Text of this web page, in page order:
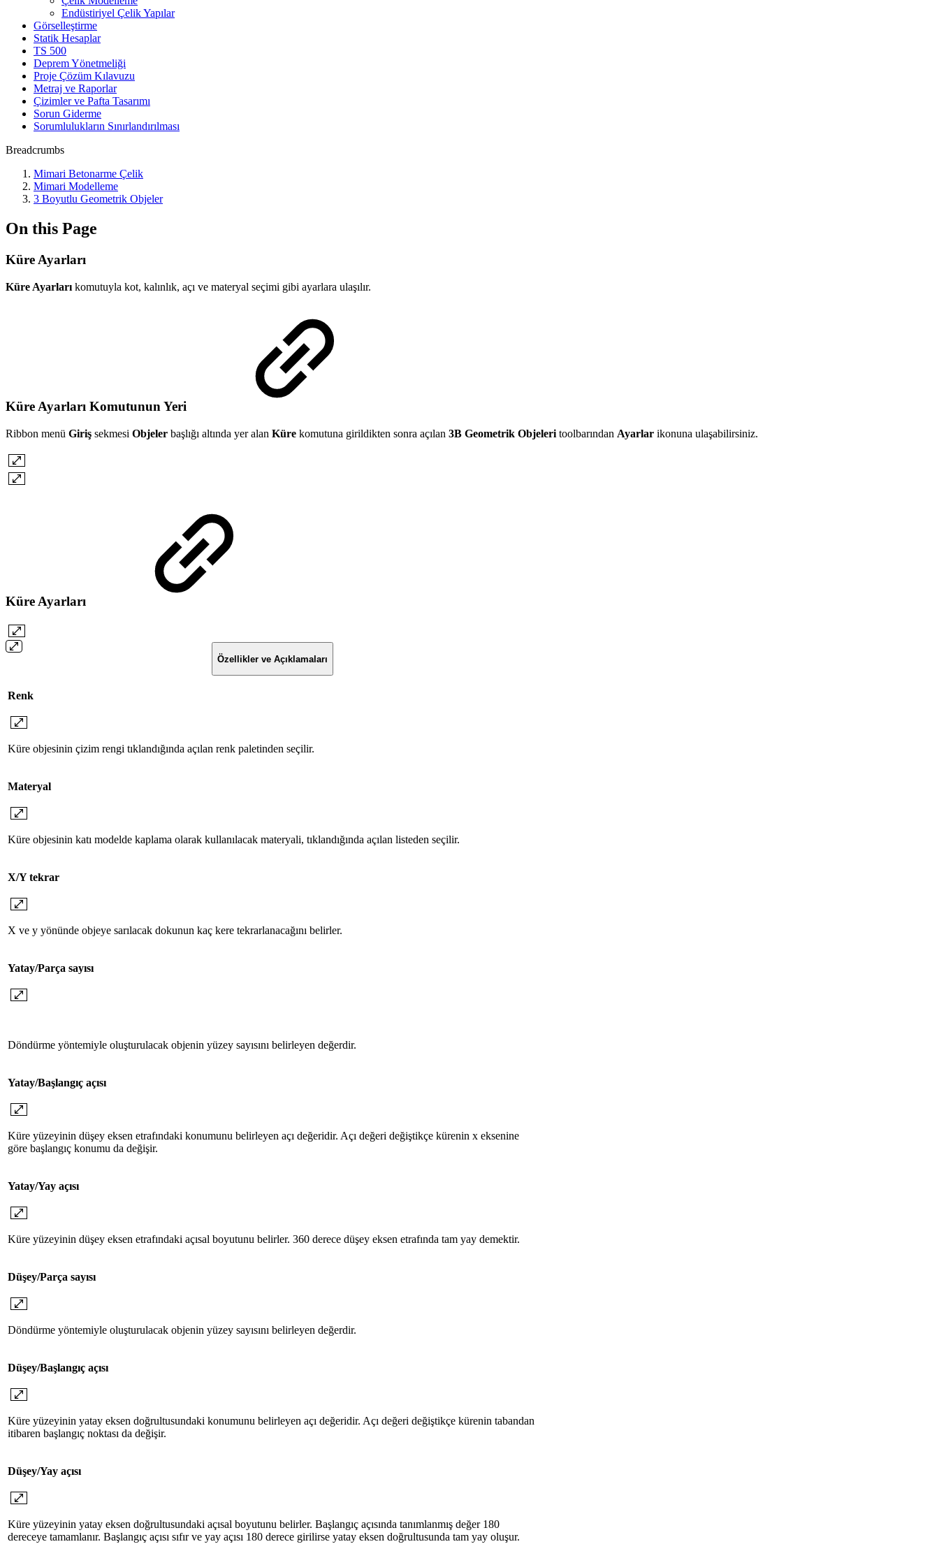
Endüstiriyel Çelik Yapılar
Görselleştirme
Statik Hesaplar
TS 500
Deprem Yönetmeliği
Proje Çözüm Kılavuzu
Metraj ve Raporlar
Çizimler ve Pafta Tasarımı
Sorun Giderme
Sorumlulukların Sınırlandırılması
Breadcrumbs
Mimari Betonarme Çelik
Mimari Modelleme
3 Boyutlu Geometrik Objeler
On this Page
Küre Ayarları
Küre Ayarları komutuyla kot, kalınlık, açı ve materyal seçimi gibi ayarlara ulaşılır.
Küre Ayarları Komutunun Yeri
Ribbon menü Giriş sekmesi Objeler başlığı altında yer alan Küre komutuna girildikten sonra açılan 3B Geometrik Objeleri toolbarından Ayarlar ikonuna ulaşabilirsiniz.
Küre Ayarları
Özellikler ve Açıklamaları
Renk
Küre objesinin çizim rengi tıklandığında açılan renk paletinden seçilir.
Materyal
Küre objesinin katı modelde kaplama olarak kullanılacak materyali, tıklandığında açılan listeden seçilir.
X/Y tekrar
X ve y yönünde objeye sarılacak dokunun kaç kere tekrarlanacağını belirler.
Yatay/Parça sayısı
Döndürme yöntemiyle oluşturulacak objenin yüzey sayısını belirleyen değerdir.
Yatay/Başlangıç açısı
Küre yüzeyinin düşey eksen etrafındaki konumunu belirleyen açı değeridir. Açı değeri değiştikçe kürenin x eksenine
göre başlangıç konumu da değişir.
Yatay/Yay açısı
Küre yüzeyinin düşey eksen etrafındaki açısal boyutunu belirler. 360 derece düşey eksen etrafında tam yay demektir.
Düşey/Parça sayısı
Döndürme yöntemiyle oluşturulacak objenin yüzey sayısını belirleyen değerdir.
Düşey/Başlangıç açısı
Küre yüzeyinin yatay eksen doğrultusundaki konumunu belirleyen açı değeridir. Açı değeri değiştikçe kürenin tabandan
itibaren başlangıç noktası da değişir.
Düşey/Yay açısı
Küre yüzeyinin yatay eksen doğrultusundaki açısal boyutunu belirler. Başlangıç açısında tanımlanmış değer 180
dereceye tamamlanır. Başlangıç açısı sıfır ve yay açısı 180 derece girilirse yatay eksen doğrultusunda tam yay oluşur.